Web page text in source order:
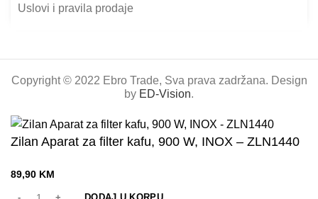
Uslovi i pravila prodaje
Copyright © 2022 Ebro Trade, Sva prava zadržana. Design
by ED-Vision.
Zilan Aparat za filter kafu, 900 W, INOX – ZLN1440
89,90 KM